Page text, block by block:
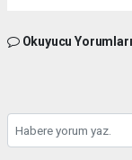
Okuyucu Yorumları